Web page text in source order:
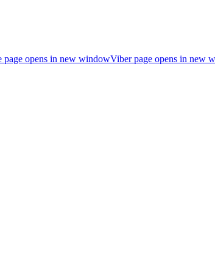
page opens in new windowViber page opens in new